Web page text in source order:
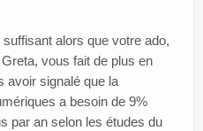
alors que votre ado,
vous fait de plus en
avoir signalé que la
a besoin de 9%
par an selon les études du